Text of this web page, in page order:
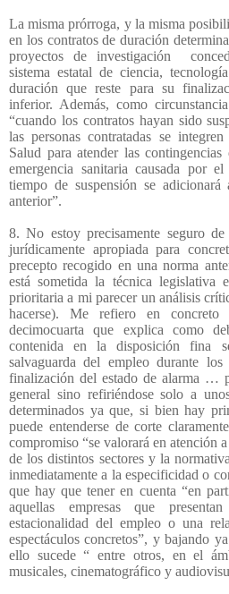
La misma prórroga, y la misma
en los contratos de duración
proyectos de investigación
sistema estatal de ciencia,
duración que reste para su
inferior. Además, como
“cuando los contratos hayan sido
las personas contratadas se
Salud para atender las
emergencia sanitaria causada por
tiempo de suspensión se
anterior”.
8. No estoy precisamente seguro
jurídicamente apropiada para
precepto recogido en una norma
está sometida la técnica legislativa
prioritaria a mi parecer un análisis
hacerse). Me refiero en
decimocuarta que explica como
contenida en la disposición fina
salvaguarda del empleo durante
finalización del estado de alarma …
general sino refiriéndose solo a
determinados ya que, si bien hay
puede entenderse de corte
compromiso “se valorará en atención
de los distintos sectores y la
inmediatamente a la especificidad o
que hay que tener en cuenta “en
aquellas empresas que
estacionalidad del empleo o una
espectáculos concretos”, y bajando
ello sucede “ entre otros, en el
musicales, cinematográfico y